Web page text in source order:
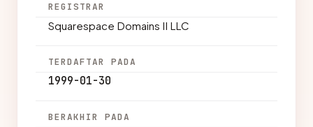
REGISTRAR
Squarespace Domains II LLC
TERDAFTAR PADA
1999-01-30
BERAKHIR PADA